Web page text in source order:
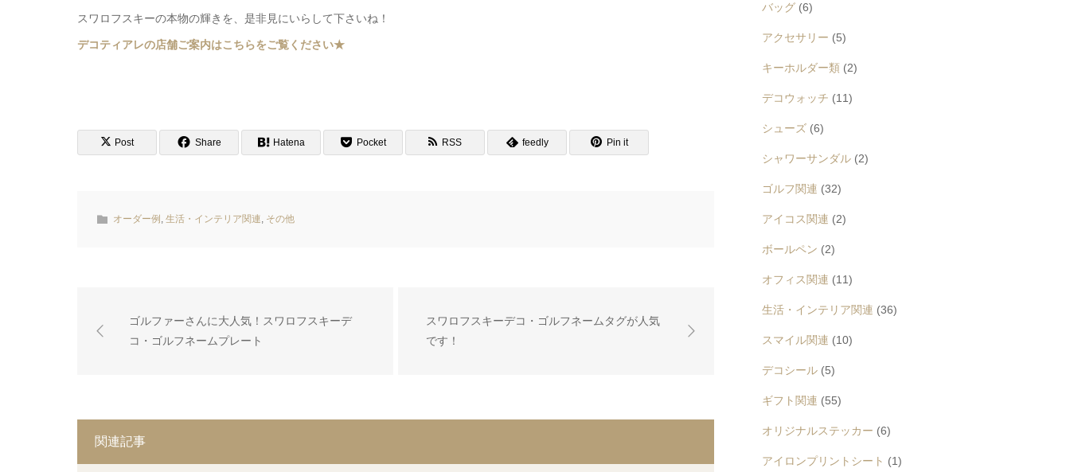
スワロフスキーの本物の輝きを、是非見にいらして下さいね！
デコティアレの店舗ご案内はこちらをご覧ください★
Post Share Hatena Pocket RSS feedly Pin it
オーダー例 生活・インテリア関連 その他
ゴルファーさんに大人気！スワロフスキーデ
コ・ゴルフネームプレート
スワロフスキーデコ・ゴルフネームタグが人気
です！
関連記事
バッグ (6)
アクセサリー (5)
キーホルダー類 (2)
デコウォッチ (11)
シューズ (6)
シャワーサンダル (2)
ゴルフ関連 (32)
アイコス関連 (2)
ボールペン (2)
オフィス関連 (11)
生活・インテリア関連 (36)
スマイル関連 (10)
デコシール (5)
ギフト関連 (55)
オリジナルステッカー (6)
アイロンプリントシート (1)